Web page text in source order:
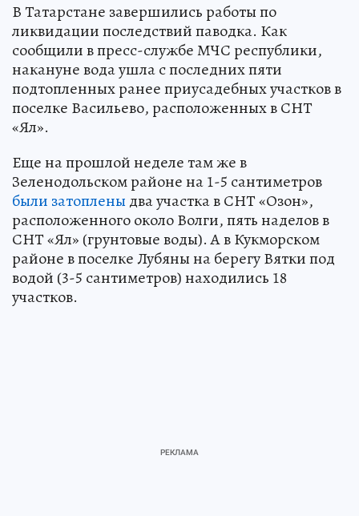
В Татарстане завершились работы по
ликвидации последствий паводка. Как
сообщили в пресс-службе МЧС республики,
накануне вода ушла с последних пяти
подтопленных ранее приусадебных участков в
поселке Васильево, расположенных в СНТ
«Ял».
Еще на прошлой неделе там же в
Зеленодольском районе на 1-5 сантиметров
были затоплены два участка в СНТ «Озон»,
расположенного около Волги, пять наделов в
СНТ «Ял» (грунтовые воды). А в Кукморском
районе в поселке Лубяны на берегу Вятки под
водой (3-5 сантиметров) находились 18
участков.